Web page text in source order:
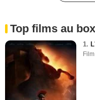
Top films au
1.